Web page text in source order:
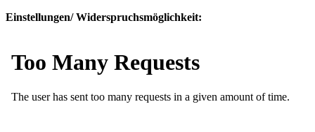
Einstellungen/ Widerspruchsmöglichkeit: